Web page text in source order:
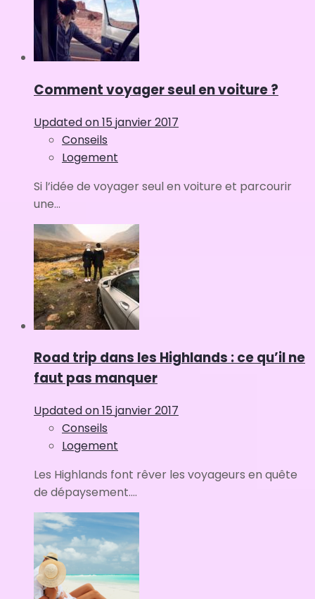
Comment voyager seul en voiture ?
Updated on15 janvier 2017
Conseils
Logement
Si l’idée de voyager seul en voiture et parcourir
une...
Road trip dans les Highlands : ce qu’il ne
faut pas manquer
Updated on15 janvier 2017
Conseils
Logement
Les Highlands font rêver les voyageurs en quête
de dépaysement....